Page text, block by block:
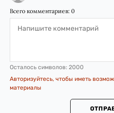
Всего комментариев: 0
Осталось символов: 2000
Авторизуйтесь, чтобы иметь
материалы